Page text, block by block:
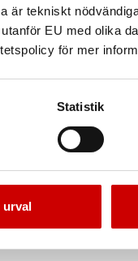
är tekniskt
EU med olika
för mer
Statistik
urval